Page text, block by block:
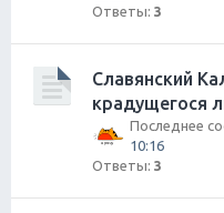
Ответы: 3
Славянский
крадущегося
Последнее
10:16
Ответы: 3